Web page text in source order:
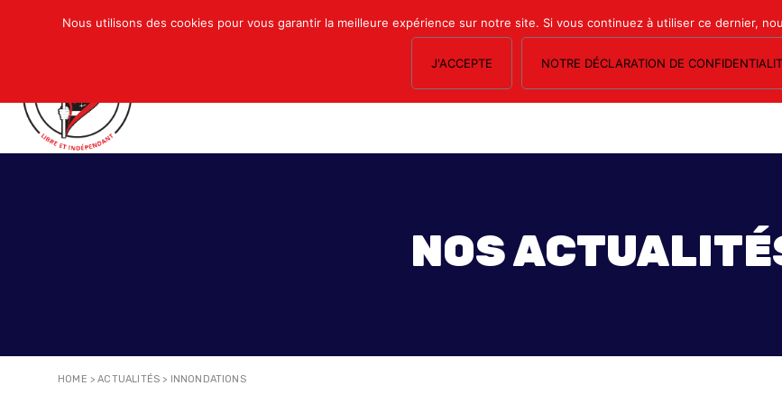
NOS SECTIONS LE MAGAZINE ESPACE ADHÉRENTS
NOS
HOME >ACTUALITÉS > INNONDATIONS
Nous utilisons des cookies pour vous garantir la meilleure expérience sur notre site. Si vous continuez à utiliser ce dernier,
J'ACCEPTE NOTRE DÉCLARATION DE